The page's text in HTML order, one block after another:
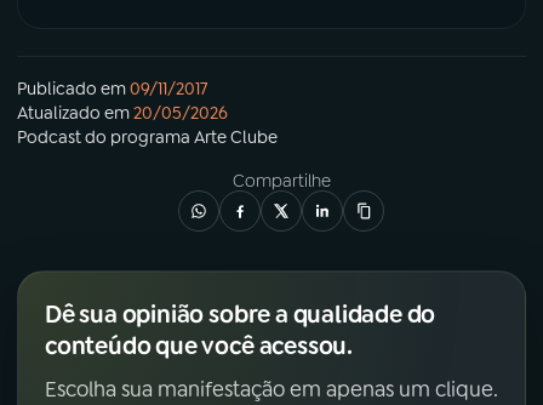
Publicado em09/11/2017
Atualizado em20/05/2026
Podcastdo programa Arte Clube
Compartilhe
Dê sua opinião sobre a qualidade do
conteúdo que você acessou.
Escolha sua manifestação em apenas um clique.